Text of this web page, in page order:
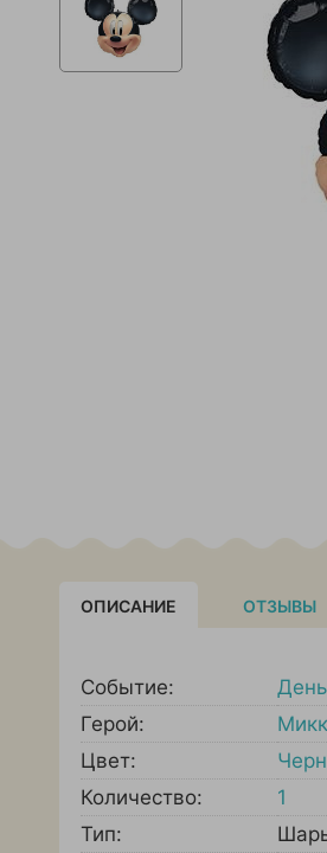
ОПИСАНИЕ ОТЗЫВЫ
Событие:
Герой:
Цвет:
Количество:
1
Тип: